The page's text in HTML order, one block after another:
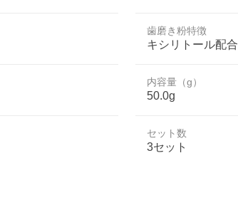
歯磨き粉特徴
キシリトール配合
内容量（g）
50.0g
セット数
3セット